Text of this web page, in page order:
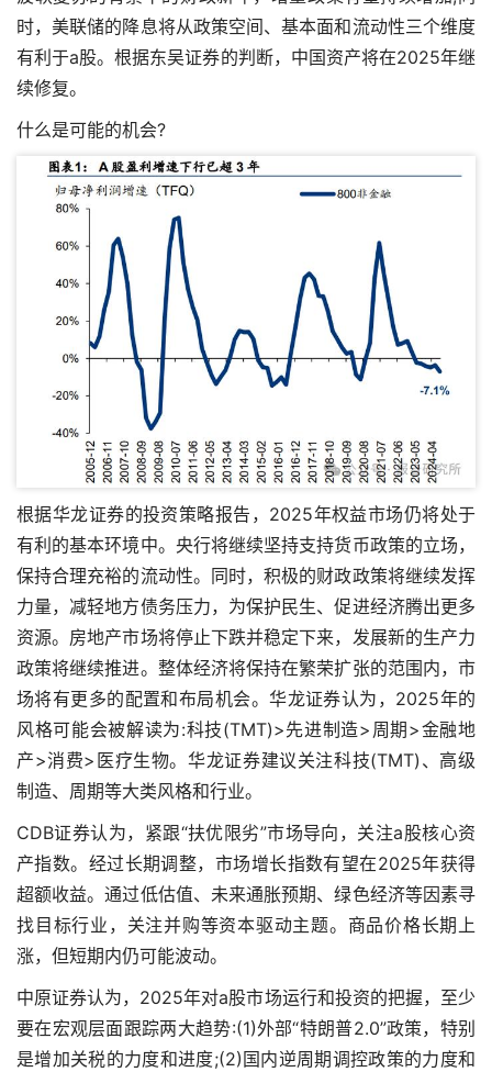
时，美联储的降息将从政策空间、基本面和流动性三个维度
有利于a股。根据东吴证券的判断，中国资产将在2025年继
续修复。
什么是可能的机会?
根据华龙证券的投资策略报告，2025年权益市场仍将处于
有利的基本环境中。央行将继续坚持支持货币政策的立场，
保持合理充裕的流动性。同时，积极的财政政策将继续发挥
力量，减轻地方债务压力，为保护民生、促进经济腾出更多
资源。房地产市场将停止下跌并稳定下来，发展新的生产力
政策将继续推进。整体经济将保持在繁荣扩张的范围内，市
场将有更多的配置和布局机会。华龙证券认为，2025年的
风格可能会被解读为:科技(TMT)>先进制造>周期>金融地
产>消费>医疗生物。华龙证券建议关注科技(TMT)、高级
制造、周期等大类风格和行业。
CDB证券认为，紧跟“扶优限劣”市场导向，关注a股核心资
产指数。经过长期调整，市场增长指数有望在2025年获得
超额收益。通过低估值、未来通胀预期、绿色经济等因素寻
找目标行业，关注并购等资本驱动主题。商品价格长期上
涨，但短期内仍可能波动。
中原证券认为，2025年对a股市场运行和投资的把握，至少
要在宏观层面跟踪两大趋势:(1)外部“特朗普2.0”政策，特别
是增加关税的力度和进度;(2)国内逆周期调控政策的力度和